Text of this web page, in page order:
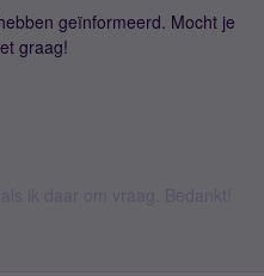
geïnformeerd. Mocht je
graag!